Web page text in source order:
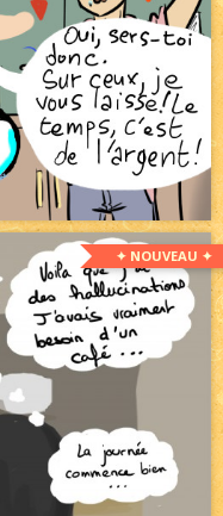
✦ NOUVEAU ✦